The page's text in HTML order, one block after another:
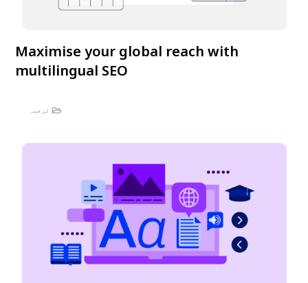
Maximise your global reach with
multilingual SEO
ترجمہ